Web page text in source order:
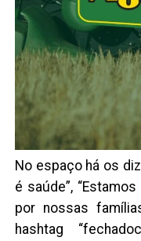
No espaço há os
é saúde”,
por nossas
hashtag